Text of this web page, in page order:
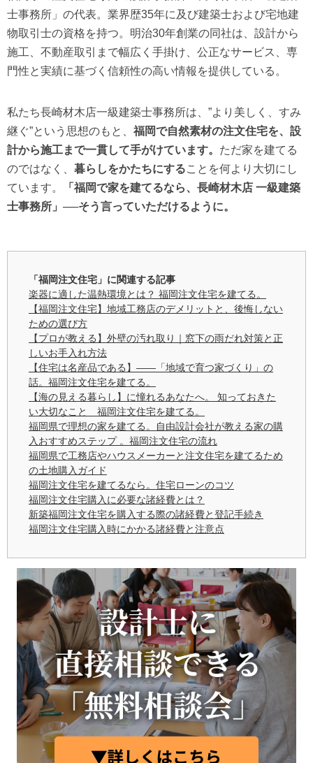
士事務所」の代表。業界歴35年に及び建築士および宅地建
物取引士の資格を持つ。明治30年創業の同社は、設計から
施工、不動産取引まで幅広く手掛け、公正なサービス、専
門性と実績に基づく信頼性の高い情報を提供している。
私たち長崎材木店一級建築士事務所は、”より美しく、すみ
継ぐ”という思想のもと、 福岡で自然素材の注文住宅を、設
計から施工まで一貫して手がけています。 ただ家を建てる
のではなく、 暮らしをかたちにすることを何より大切にし
ています。
「福岡で家を建てるなら、長崎材木店 一級建築
士事務所」──そう言っていただけるように。
「福岡注文住宅」に関連する記事
楽器に適した温熱環境とは？ 福岡注文住宅を建てる。
【福岡注文住宅】地域工務店のデメリットと、後悔しない
ための選び方
【プロが教える】外壁の汚れ取り｜窓下の雨だれ対策と正
しいお手入れ方法
【住宅は名産品である】——「地域で育つ家づくり」の
話。福岡注文住宅を建てる。
【海の見える暮らし】に憧れるあなたへ。 知っておきた
い大切なこと 福岡注文住宅を建てる。
福岡県で理想の家を建てる。自由設計会社が教える家の購
入おすすめステップ 。福岡注文住宅の流れ
福岡県で工務店やハウスメーカーと注文住宅を建てるため
の土地購入ガイド
福岡注文住宅を建てるなら。住宅ローンのコツ
福岡注文住宅購入に必要な諸経費とは？
新築福岡注文住宅を購入する際の諸経費と登記手続き
福岡注文住宅購入時にかかる諸経費と注意点